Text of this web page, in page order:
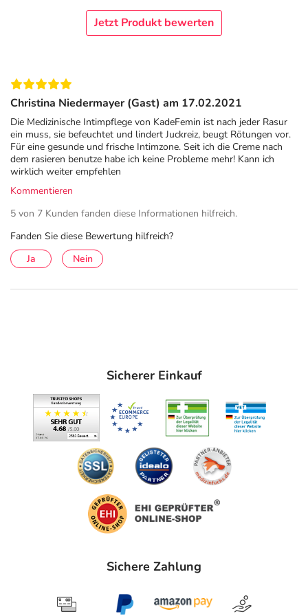
bei trockener zu Juckreiz und Rötung
sondern auch zurPflege nach der Rasur.
Hinweise zur Verträglichkeit:
Intimpflegecreme ist dermatologisch getestet.
Ursachen für Reizungen im Intimbereich
Trockene, zu Juckreiz und Rötungen neigende Haut im
Intimbereich kann durch verschiedene Faktoren ausgelöst
werden:
Hautirritationen:Die Rasur im Intimbereich kann die Haut
reizen und zu Rötungen, eingewachsenen Haaren oder
kleinen Schnittverletzungen führen. Rasiercremes oder
parfümierten Produkten können die Haut zusätzlich
irritieren.
Hormonveränderungen, Einnahme von Anti-Baby-Pillen
oder den Gebrauch von ungeeigneten Pflegeprodukten
verursacht werden.
Empfindliche Haut:
Einige Personen haben generell
empfindlichere Haut, die besonders anfällig für
Hautreizungen im Intimbereich sein kann.
Tipps zur Intimhygiene
Regelmäßige Anwendung:
Tragen Sie die
Reinigung und nach Bedarf im Laufe des Tages, um die
Haut kontinuierlich zu beruhigen und Feuchtigkeit zu
Jetzt Produkt bewerten
Christina Niedermayer (Gast) am 17.02.2021
Die Medizinische Intimpflege von KadeFemin ist nach jeder Rasur
ein muss, sie befeuchtet und lindert Juckreiz, beugt Rötungen vor.
Für eine gesunde und frische Intimzone. Seit ich die Creme nach
dem rasieren benutze habe ich keine Probleme mehr! Kann ich
wirklich weiter empfehlen
Kommentieren
5 von 7 Kunden fanden diese Informationen hilfreich.
Fanden Sie diese Bewertung hilfreich?
Ja
Nein
Sicherer Einkauf
Sichere Zahlung